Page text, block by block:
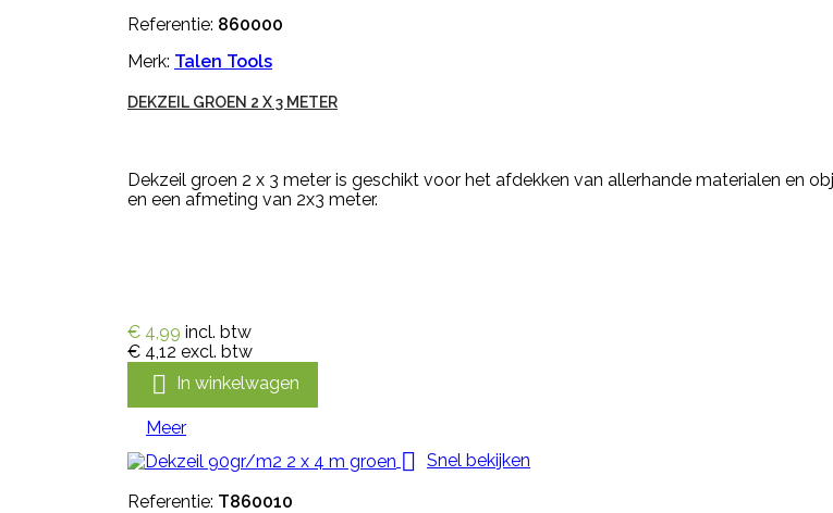
Referentie: 860000
Merk: Talen Tools
DEKZEIL GROEN 2 X 3 METER
Dekzeil groen 2 x 3 meter is geschikt voor het afdekken van allerhande materialen en
en een afmeting van 2x3 meter.
€ 4,99 incl. btw
€ 4,12 excl. btw
 In winkelwagen
Meer
 Snel bekijken
Referentie: T860010